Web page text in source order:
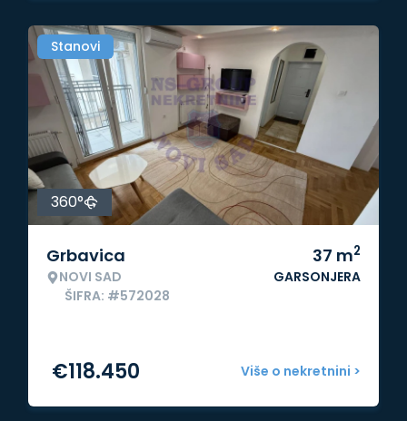
Stanovi
360°
Grbavica
NOVI SAD
ŠIFRA: #572028
37 m2
GARSONJERA
Više o nekretnini >
€118.450